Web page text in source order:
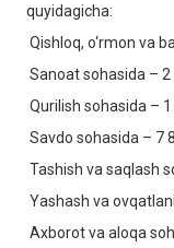
quyidagicha:
Qishloq, o‘rmon va
Sanoat sohasida – 2
Qurilish sohasida –
Savdo sohasida – 7
Tashish va saqlash
Yashash va
Axborot va aloqa